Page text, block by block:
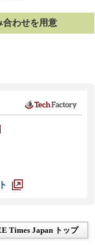
合わせを用意
Times Japan トップ